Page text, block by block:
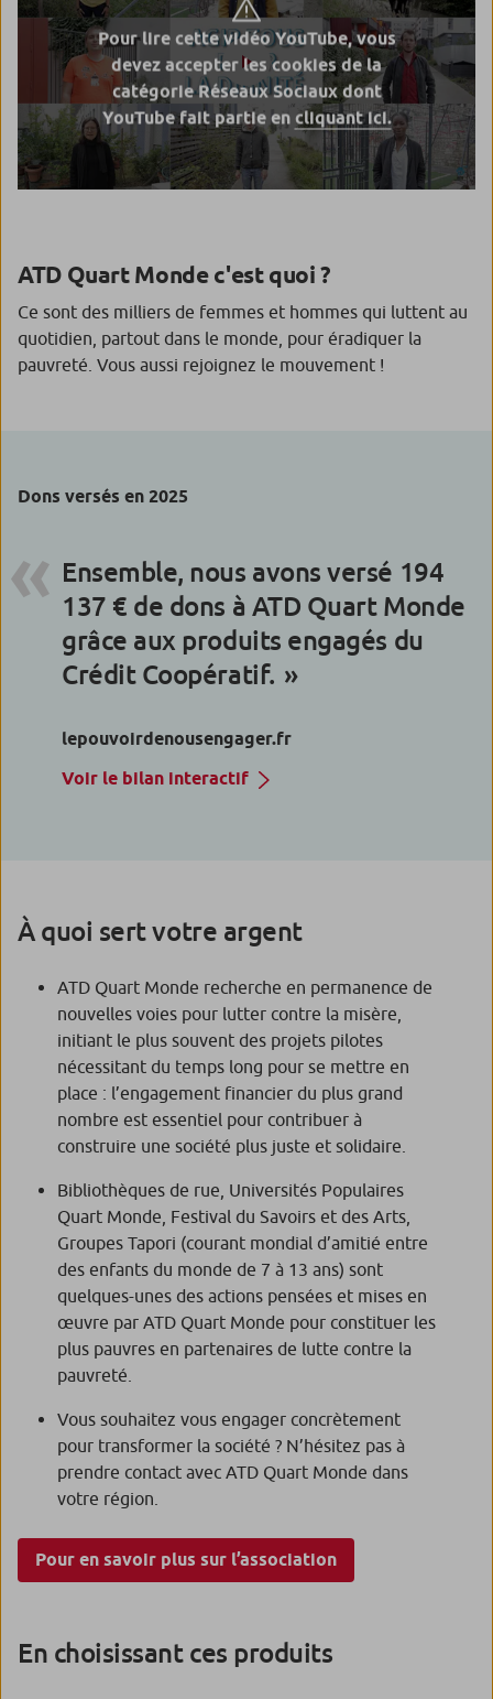
Pour lire cette vidéo YouTube, vous
devez accepter les cookies de la
catégorie Réseaux Sociaux dont
YouTube fait partie en cliquant ici.
ATD Quart Monde c'est quoi ?
Ce sont des milliers de femmes et hommes qui luttent au
quotidien, partout dans le monde, pour éradiquer la
pauvreté. Vous aussi rejoignez le mouvement !
Dons versés en 2025
Ensemble, nous avons versé 194
137 € de dons à ATD Quart Monde
grâce aux produits engagés du
Crédit Coopératif.
lepouvoirdenousengager.fr
Voir le bilan interactif
À quoi sert votre argent
ATD Quart Monde recherche en permanence de
nouvelles voies pour lutter contre la misère,
initiant le plus souvent des projets pilotes
nécessitant du temps long pour se mettre en
place : l’engagement financier du plus grand
nombre est essentiel pour contribuer à
construire une société plus juste et solidaire.
Bibliothèques de rue, Universités Populaires
Quart Monde, Festival du Savoirs et des Arts,
Groupes Tapori (courant mondial d’amitié entre
des enfants du monde de 7 à 13 ans) sont
quelques-unes des actions pensées et mises en
œuvre par ATD Quart Monde pour constituer les
plus pauvres en partenaires de lutte contre la
pauvreté.
Vous souhaitez vous engager concrètement
pour transformer la société ? N’hésitez pas à
prendre contact avec ATD Quart Monde dans
votre région.
Pour en savoir plus sur l’association
En choisissant ces produits